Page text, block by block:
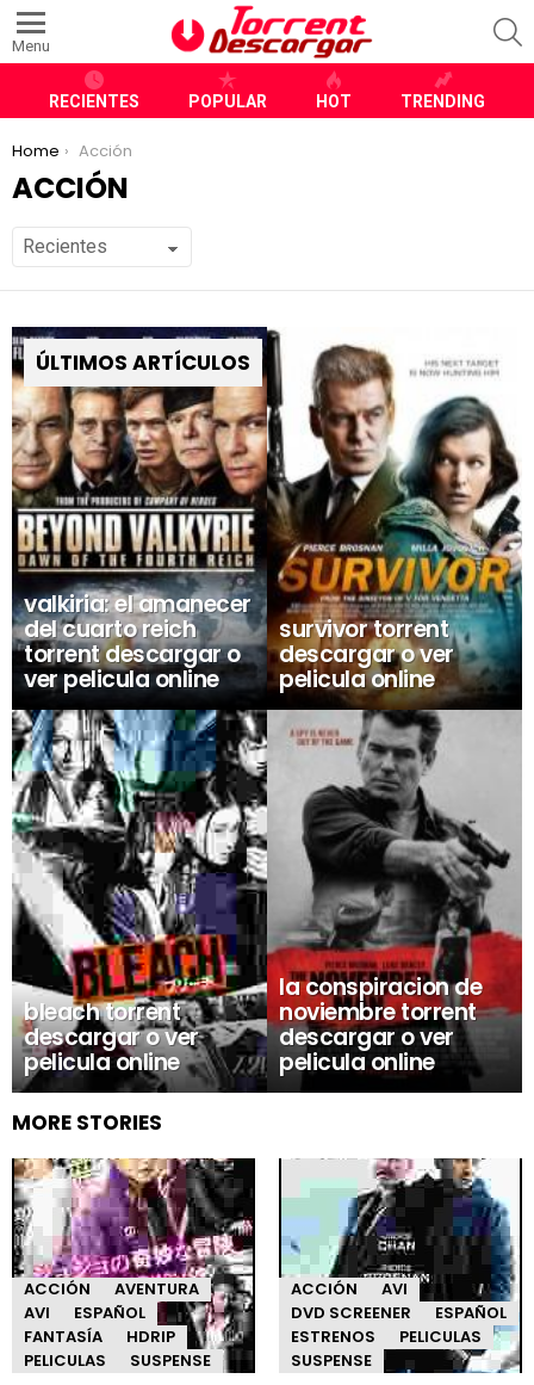
Menu
RECIENTES POPULAR HOT TRENDING
You are here:
Home Acción
ACCIÓN
ÚLTIMOS ARTÍCULOS
valkiria: el amanecer
del cuarto reich
torrent descargar o
ver pelicula online
survivor torrent
descargar o ver
pelicula online
bleach torrent
descargar o ver
pelicula online
la conspiracion de
noviembre torrent
descargar o ver
pelicula online
MORE STORIES
ACCIÓN
AVENTURA
AVI
ESPAÑOL
FANTASÍA
HDRIP
PELICULAS
SUSPENSE
ACCIÓN
AVI
DVD SCREENER
ESPAÑOL
ESTRENOS
PELICULAS
SUSPENSE